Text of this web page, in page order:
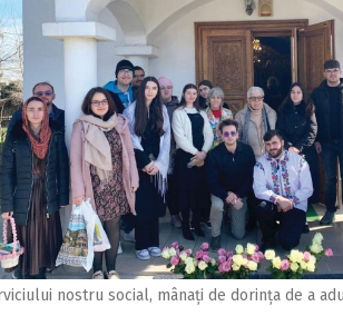
nostru social, mânați de dorința de a